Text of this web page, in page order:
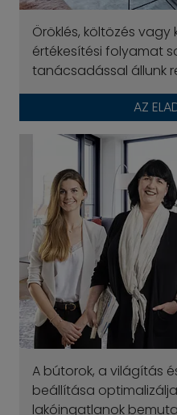
Öröklés, költözés
értékesítési folyamat
tanácsadással állunk
AZ
A bútorok, a világítás
beállítása
lakóingatlanok